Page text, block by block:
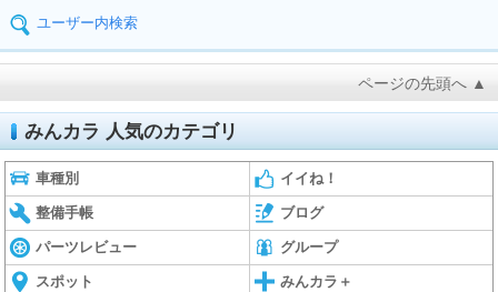
ユーザー内検索
ページの先頭へ ▲
みんカラ 人気のカテゴリ
車種別 イイね！
整備手帳 ブログ
パーツレビュー グループ
スポット みんカラ＋